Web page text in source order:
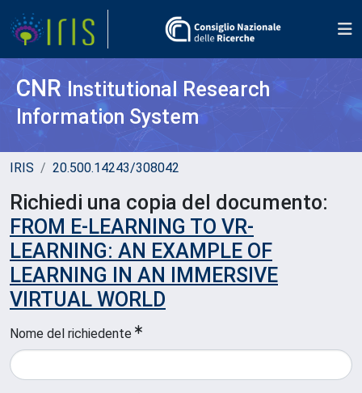
CNR Institutional Research
Information System
IRIS 20.500.14243/308042
Richiedi una copia del documento:
FROM E-LEARNING TO VR-
LEARNING: AN EXAMPLE OF
LEARNING IN AN IMMERSIVE
VIRTUAL WORLD
Nome del richiedente